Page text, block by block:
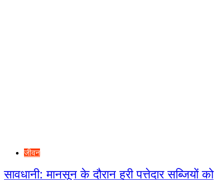
जीवन
सावधानी: मानसून के दौरान हरी पत्तेदार सब्जियों को